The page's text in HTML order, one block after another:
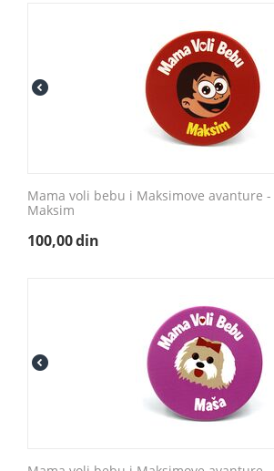
Mama voli bebu i Maksimove avanture
Maksim
100,00din